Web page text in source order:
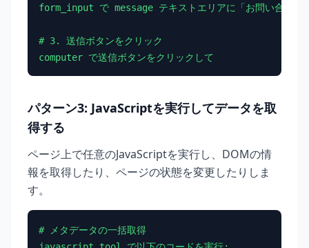
form_input で message テキストエリアに「お問い合わせ
# 3. 送信ボタンをクリック
computer で送信ボタンをクリックして
パターン3: JavaScriptを実行してデータを取
得する
ページ上で任意のJavaScriptを実行し、DOMの情
報を取得したり、ページの状態を変更したりしま
す。
# メタデータの一括取得